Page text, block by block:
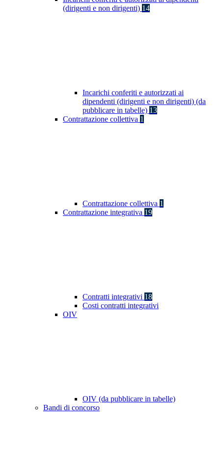
(dirigenti e non dirigenti) 14
Incarichi conferiti e autorizzati ai
dipendenti (dirigenti e non dirigenti) (da
pubblicare in tabelle) 13
Contrattazione collettiva 1
Contrattazione collettiva 1
Contrattazione integrativa 19
Contratti integrativi 18
Costi contratti integrativi
OIV
OIV (da pubblicare in tabelle)
Bandi di concorso